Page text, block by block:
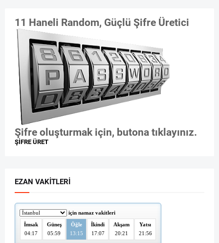
11 Haneli Random, Güçlü Şifre Üretici
Şifre oluşturmak için, butona tıklayınız.
ŞİFRE ÜRET
EZAN VAKITLERI